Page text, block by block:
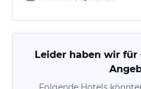
Leider haben wir für